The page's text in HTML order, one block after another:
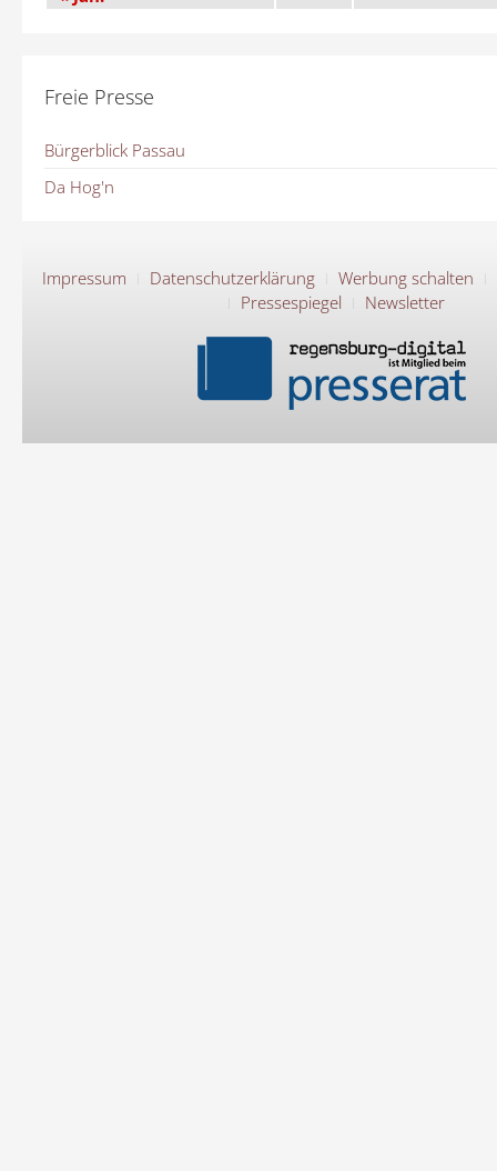
Freie Presse
Bürgerblick Passau
Da Hog'n
Impressum Datenschutzerklärung
Werbung schalten
Pressespiegel
Newsletter